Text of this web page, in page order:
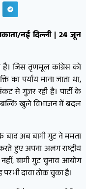
नई दिल्ली | 24 जून
जिस तृणमूल कांग्रेस को
का पर्याय माना जाता था,
से गुजर रही है। पार्टी के
खुले विभाजन में बदल
के बाद अब बागी गुट ने ममता
हुए अपना अलग राष्ट्रीय
नहीं, बागी गुट चुनाव आयोग
भी दावा ठोक चुका है।